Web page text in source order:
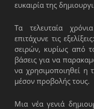
ευκαιρία της
Τα τελευταία
επιτάχυνε τις
σειρών, κυρίως από
βάσεις για να
να χρησιμοποιηθεί η
μέσον προβολής τους.
Μια νέα γενιά